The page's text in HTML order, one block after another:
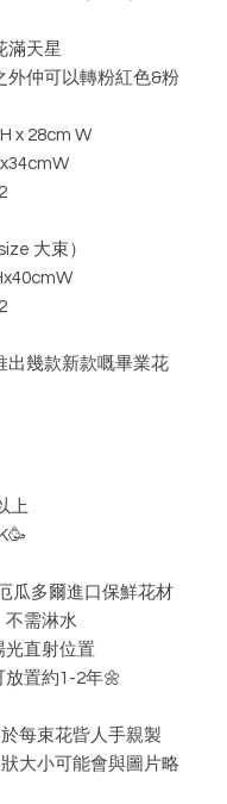
滿天星
外仲可以轉粉紅色&粉
x 28cm W
大束）
出幾款新款嘅畢業花
上
瓜多爾進口保鮮花材
需淋水
直射位置
置約1-2年🌼
每束花㫮人手親製
大小可能會與圖片略